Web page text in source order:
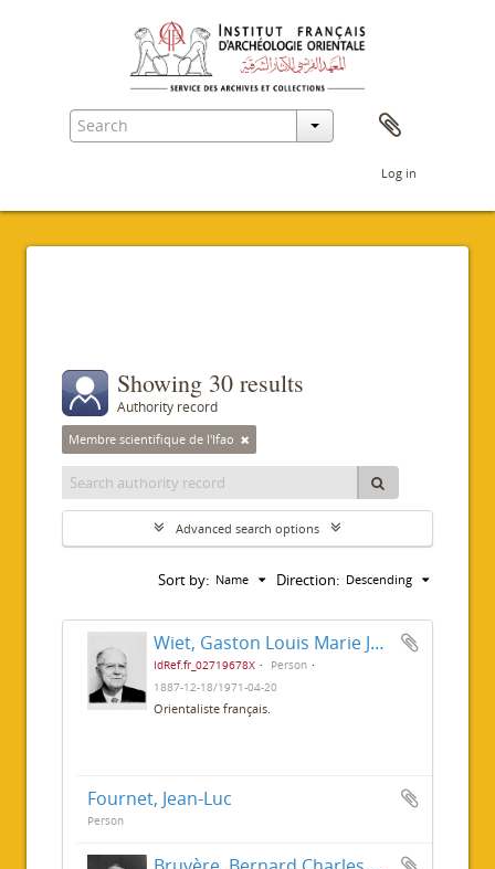
Log in
Showing 30 results
Authority record
Membre scientifique de l'Ifao
Advanced search options
Sort by: Name Direction: Descending
Wiet, Gaston Louis Marie Joseph
IdRef.fr_02719678X
Person
1887-12-18/1971-04-20
Orientaliste français.
Fournet, Jean-Luc
Person